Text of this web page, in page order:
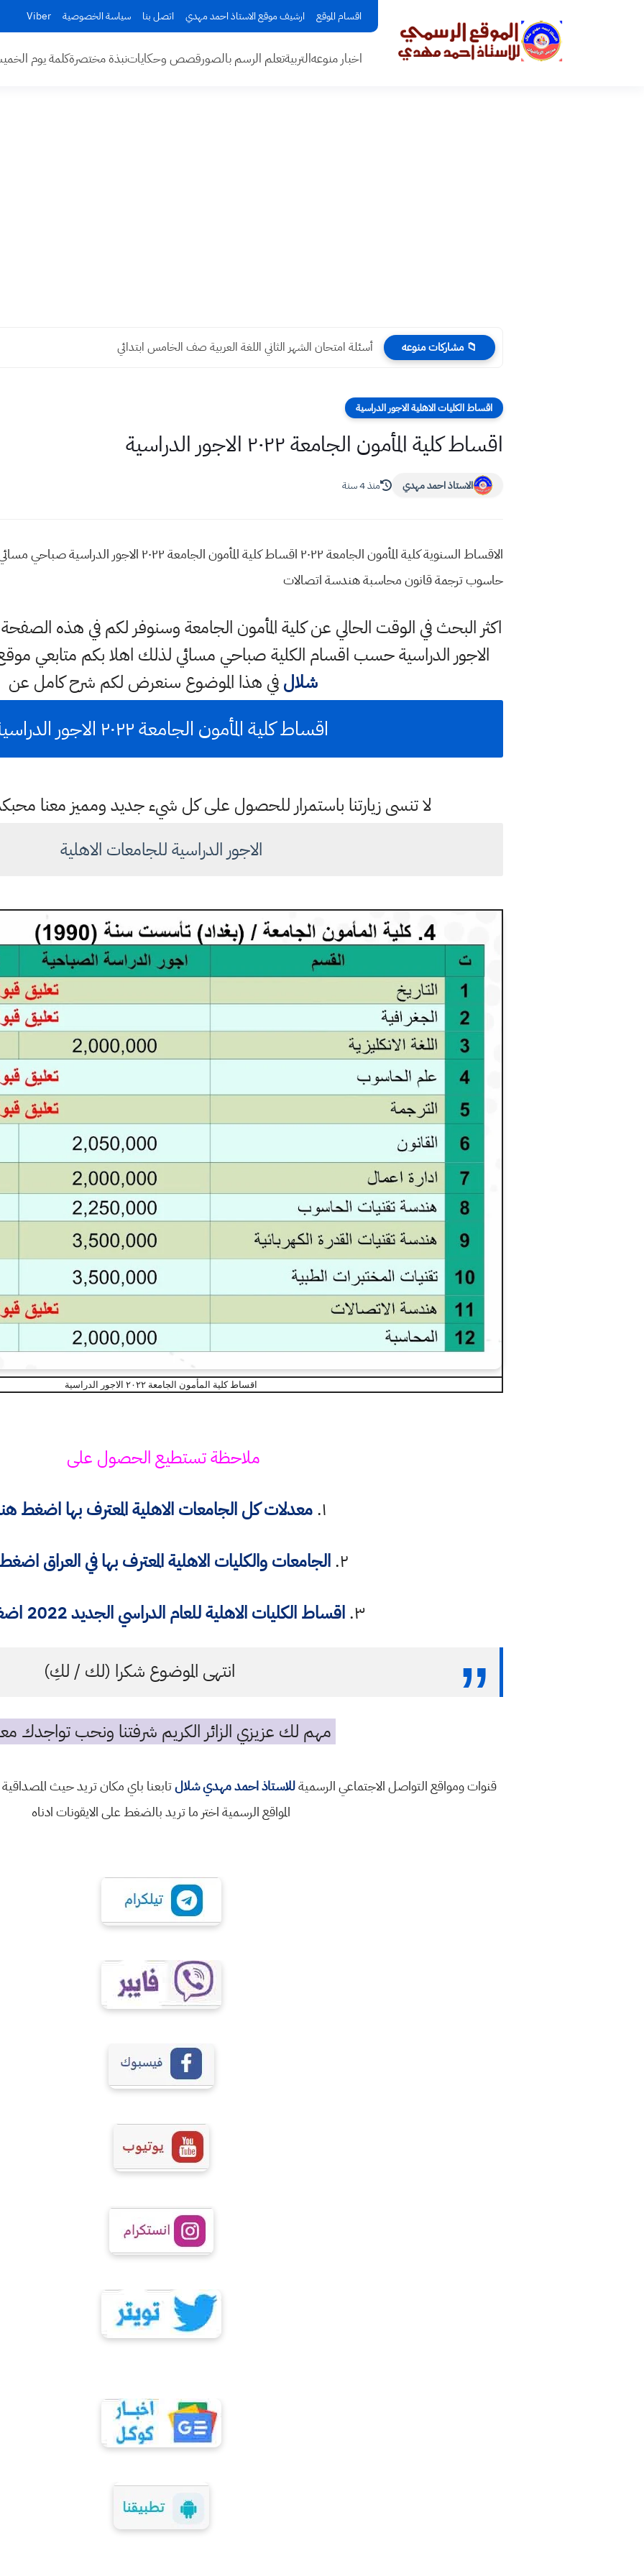
اقسام الموقع ارشيف موقع الاستاذ احمد مهدي اتصل بنا سياسة الخصوصية Viber
اخبار منوعهالتربيةتعلم الرسم بالصورقصص وحكاياتنبذة مختصرةكلمة يوم
📁 مشاركات منوعه أسئلة امتحان الشهر الثاني اللغة العربية صف الخامس ابتدائي
اقساط الكليات الاهلية الاجور الدراسية
اقساط كلية المأمون الجامعة ٢٠٢٢ الاجور الدراسية
الاستاذ احمد مهدي منذ 4 سنة
الاقساط السنوية كلية المأمون الجامعة ٢٠٢٢ اقساط كلية المأمون
حاسوب ترجمة قانون محاسبة هندسة اتصالات
اكثر البحث في الوقت الحالي عن كلية المأمون الجامعة وسنوفر لكم في هذه
الاجور الدراسية حسب اقسام الكلية صباحي مسائي لذلك اهلا بكم متابعي
شلالفي هذا الموضوع سنعرض لكم شرح كامل عن
اقساط كلية المأمون الجامعة ٢٠٢٢ الاجور الدراسية
لا تنسى زيارتنا باستمرار للحصول على كل شيء جديد ومميز معنا
الاجور الدراسية للجامعات الاهلية
اقساط كلية المأمون الجامعة ٢٠٢٢ الاجور الدراسية
ملاحظة تستطيع الحصول على
١. معدلات كل الجامعات الاهلية المعترف بهااضغط
٢. الجامعات والكليات الاهلية المعترف بها في العراق
٣. اقساط الكليات الاهلية للعام الدراسي الجديد 2022
انتهى الموضوع شكرا (لك / لكِ)
مهم لك عزيزي الزائر الكريم شرفتنا ونحب تواجدك
قنوات ومواقع التواصل الاجتماعي الرسميةللاستاذ احمد مهدي شلالتابعنا باي مكان تريد حيث
المواقع الرسمية اختر ما تريد بالضغط على الايقونات ادناه